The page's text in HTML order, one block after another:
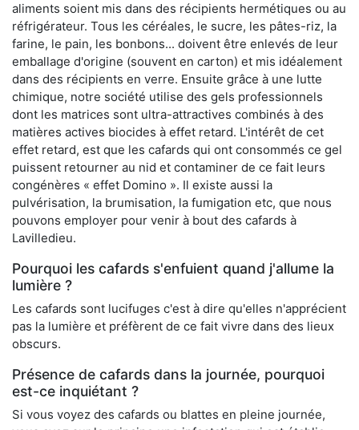
aliments soient mis dans des récipients hermétiques ou au
réfrigérateur. Tous les céréales, le sucre, les pâtes-riz, la
farine, le pain, les bonbons... doivent être enlevés de leur
emballage d'origine (souvent en carton) et mis idéalement
dans des récipients en verre. Ensuite grâce à une lutte
chimique, notre société utilise des gels professionnels
dont les matrices sont ultra-attractives combinés à des
matières actives biocides à effet retard. L'intérêt de cet
effet retard, est que les cafards qui ont consommés ce gel
puissent retourner au nid et contaminer de ce fait leurs
congénères « effet Domino ». Il existe aussi la
pulvérisation, la brumisation, la fumigation etc, que nous
pouvons employer pour venir à bout des cafards à
Lavilledieu.
Pourquoi les cafards s'enfuient quand j'allume la
lumière ?
Les cafards sont lucifuges c'est à dire qu'elles n'apprécient
pas la lumière et préfèrent de ce fait vivre dans des lieux
obscurs.
Présence de cafards dans la journée, pourquoi
est-ce inquiétant ?
Si vous voyez des cafards ou blattes en pleine journée,